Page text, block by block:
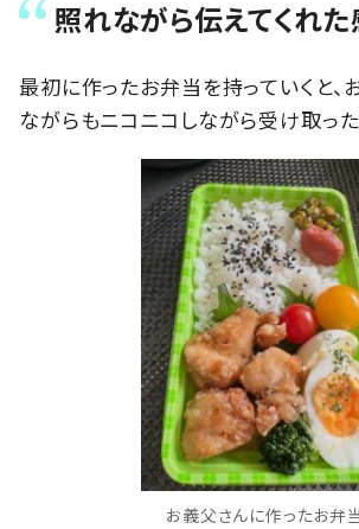
照れながら伝えてくれ
最初に作ったお弁当を持っていくと
ながらもニコニコしながら受け取った
お義父さんに作ったお弁